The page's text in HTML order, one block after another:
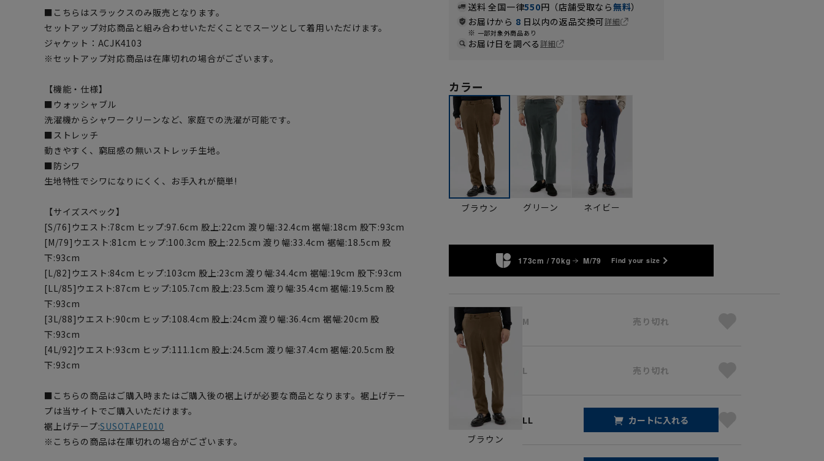
■こちらはスラックスのみ販売となります。
セットアップ対応商品と組み合わせいただくことでスーツとして着用いただけます。
ジャケット：ACJK4103
※セットアップ対応商品は在庫切れの場合がございます。
【機能・仕様】
■ウォッシャブル
洗濯機からシャワークリーンなど、家庭での洗濯が可能です。
■ストレッチ
動きやすく、窮屈感の無いストレッチ生地。
■防シワ
生地特性でシワになりにくく、お手入れが簡単!
【サイズスペック】
[S/76]ウエスト:78cm ヒップ:97.6cm 股上:22cm 渡り幅:32.4cm 裾幅:18cm 股下:93cm
[M/79]ウエスト:81cm ヒップ:100.3cm 股上:22.5cm 渡り幅:33.4cm 裾幅:18.5cm 股
下:93cm
[L/82]ウエスト:84cm ヒップ:103cm 股上:23cm 渡り幅:34.4cm 裾幅:19cm 股下:93cm
[LL/85]ウエスト:87cm ヒップ:105.7cm 股上:23.5cm 渡り幅:35.4cm 裾幅:19.5cm 股
下:93cm
[3L/88]ウエスト:90cm ヒップ:108.4cm 股上:24cm 渡り幅:36.4cm 裾幅:20cm 股
下:93cm
[4L/92]ウエスト:93cm ヒップ:111.1cm 股上:24.5cm 渡り幅:37.4cm 裾幅:20.5cm 股
下:93cm
■こちらの商品はご購入時またはご購入後の裾上げが必要な商品となります。裾上げテー
プは当サイトでご購入いただけます。
裾上げテープ:SUSOTAPE010
※こちらの商品は在庫切れの場合がございます。
送料 全国一律550円（店舗受取なら無料）
お届けから 8 日以内の返品交換可詳細
一部対象外商品あり
お届け日を調べる詳細
カラー
ブラウン グリーン ネイビー
173cm / 70kg M/79 Find your size
ブラウン
M 売り切れ
L 売り切れ
LL カートに入れる